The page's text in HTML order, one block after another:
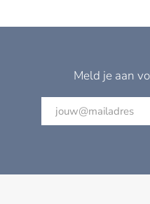
Meld je aan